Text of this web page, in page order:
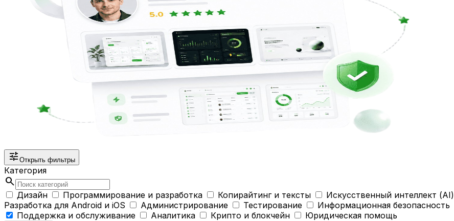
tune Открыть фильтры
Категория
search
Дизайн Программирование и разработка Копирайтинг и тексты Искусственный интеллект (AI)
Разработка для Android и iOS
Администрирование Тестирование Информационная безопасность
Поддержка и обслуживание
Аналитика Крипто и блокчейн Юридическая помощь